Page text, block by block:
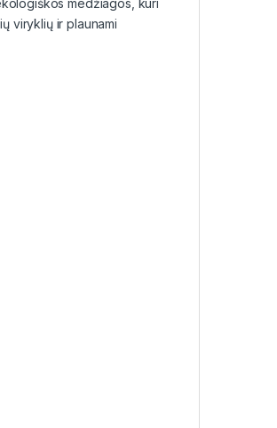
viryklių ir plaunami